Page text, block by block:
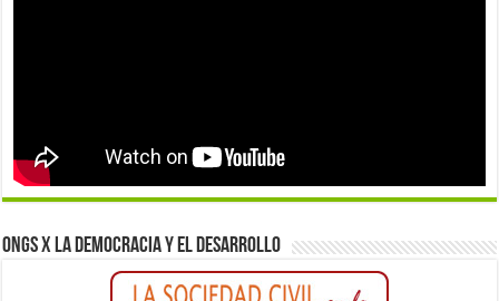
ONGs x la democracia y el desarrollo